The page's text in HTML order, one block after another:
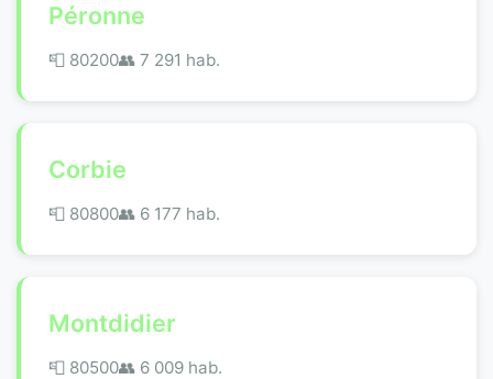
Péronne
📮 80200👥 7 291 hab.
Corbie
📮 80800👥 6 177 hab.
Montdidier
📮 80500👥 6 009 hab.